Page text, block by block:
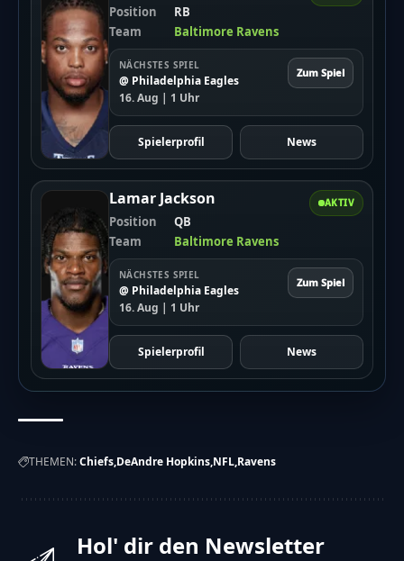
Position
RB
Team
Baltimore Ravens
NÄCHSTES SPIEL
@ Philadelphia Eagles
16. Aug | 1 Uhr
Zum Spiel
Spielerprofil News
AKTIV
Lamar Jackson
Position
QB
Team
Baltimore Ravens
NÄCHSTES SPIEL
@ Philadelphia Eagles
16. Aug | 1 Uhr
Zum Spiel
Spielerprofil News
THEMEN:Chiefs DeAndre Hopkins NFL Ravens
Hol' dir den Newsletter